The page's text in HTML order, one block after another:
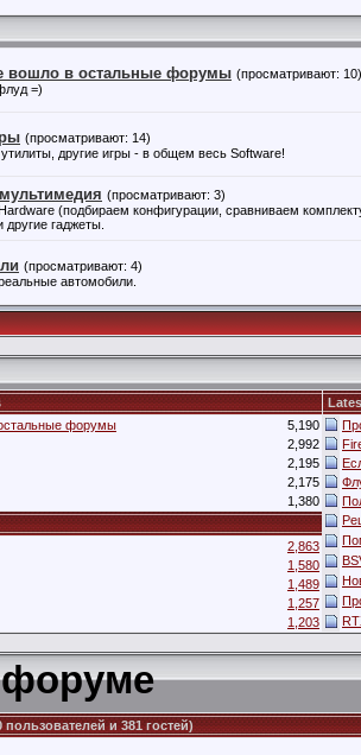
вошло в остальные форумы (просматривают: 10)
=)
(просматривают: 14)
другие игры - в общем весь Software!
(просматривают: 3)
(подбираем конфигурации, сравниваем
другие гаджеты.
(просматривают: 4)
автомобили.
форумы
5,190
2,992
2,195
2,175
1,380
2,863
1,580
1,489
1,257
1,203
форуме
пользователей и 381 гостей)